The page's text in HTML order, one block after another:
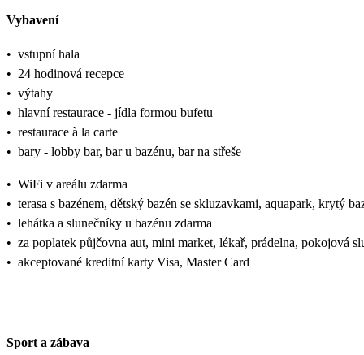
Vybavení
• vstupní hala
• 24 hodinová recepce
• výtahy
• hlavní restaurace - jídla formou bufetu
• restaurace à la carte
• bary - lobby bar, bar u bazénu, bar na střeše
• WiFi v areálu zdarma
• terasa s bazénem, dětský bazén se skluzavkami, aquapark, krytý
• lehátka a slunečníky u bazénu zdarma
• za poplatek půjčovna aut, mini market, lékař, prádelna, pokojová
• akceptované kreditní karty Visa, Master Card
Sport a zábava